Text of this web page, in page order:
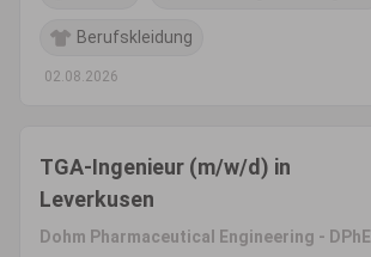
Berufskleidung
02.08.2026
TGA-Ingenieur (m/w/d) in
Leverkusen
Dohm Pharmaceutical Engineering - DPhE